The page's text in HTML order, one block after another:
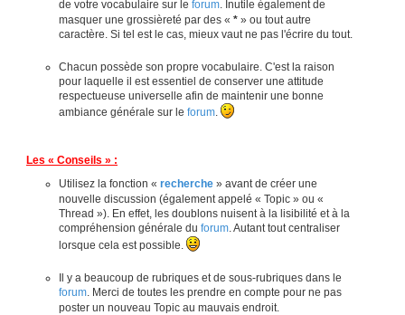
de votre vocabulaire sur le forum. Inutile également de
masquer une grossièreté par des « * » ou tout autre
caractère. Si tel est le cas, mieux vaut ne pas l'écrire du tout.
Chacun possède son propre vocabulaire. C'est la raison
pour laquelle il est essentiel de conserver une attitude
respectueuse universelle afin de maintenir une bonne
ambiance générale sur le forum.
Les « Conseils » :
Utilisez la fonction « recherche » avant de créer une
nouvelle discussion (également appelé « Topic » ou «
Thread »). En effet, les doublons nuisent à la lisibilité et à la
compréhension générale du forum . Autant tout centraliser
lorsque cela est possible.
Il y a beaucoup de rubriques et de sous-rubriques dans le
forum . Merci de toutes les prendre en compte pour ne pas
poster un nouveau Topic au mauvais endroit.